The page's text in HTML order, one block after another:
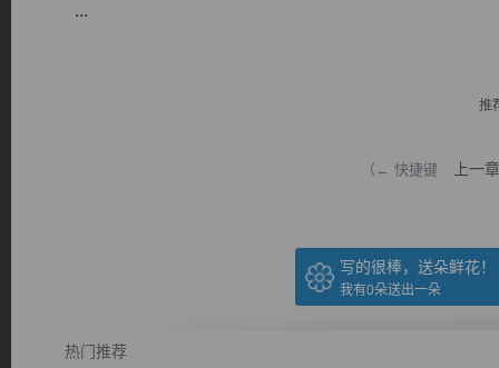
...
推
（← 快捷键 上一章
写的很棒，送朵鲜花！
我有0朵送出一朵
热门推荐